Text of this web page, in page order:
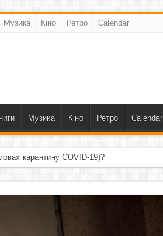
Музика Кіно Ретро Calendar
Музика Кіно Ретро Calendar
карантину COVID-19)?